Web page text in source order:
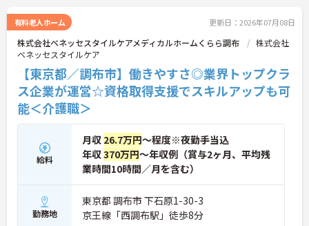
べます。現場配属後も、先輩職員が一緒に行うOJT
研修で丁寧に業務を教えるので、独り立ちまで安心
してステップアップできます。入社後のフォローア
ップ研修も定期的にあり、悩みや不安を解消しなが
ら成長できます。
＜働きながら資格取得＆収入アップを目指せる＞
「実務者研修」の費用は全額会社負担、「介護福祉
士」の講習会実施など、資格取得へのバックアップ
が非常に充実しています。
有料老人ホーム 更新日：2026年07月08日
株式会社ベネッセスタイルケアメディカルホームくらら調布
株式会社
ベネッセスタイルケア
【東京都／調布市】働きやすさ◎業界トップクラ
ス企業が運営☆資格取得支援でスキルアップも可
能＜介護職＞
給料
月収 26.7万円～程度※夜勤手当込
年収370万円～年収例（賞与2ヶ月、平均残
業時間10時間／月を含む）
勤務地
東京都 調布市 下石原1-30-3
京王線「西調布駅」徒歩8分